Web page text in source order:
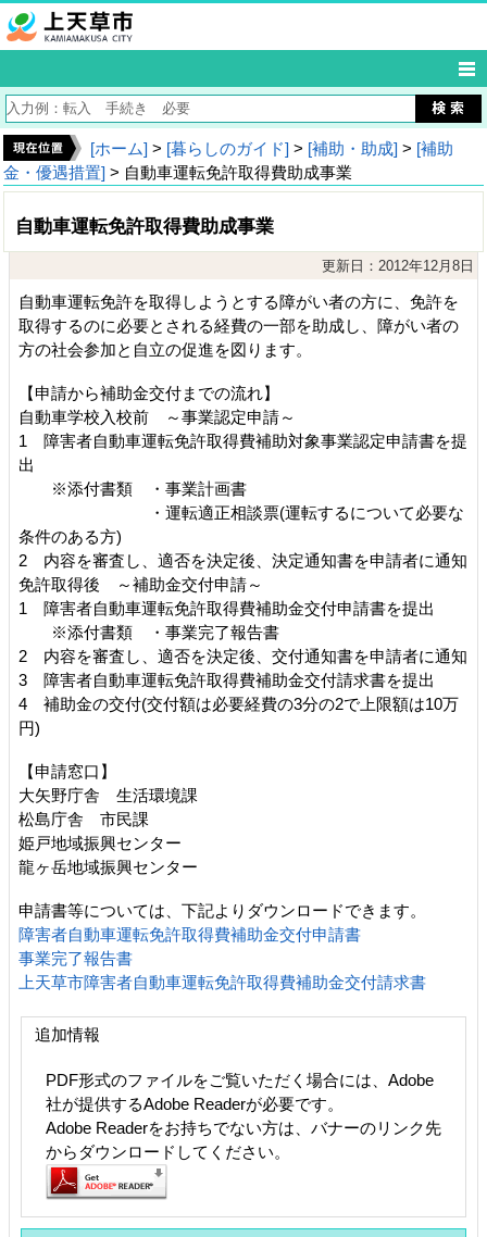
[ホーム] > [暮らしのガイド] > [補助・助成] > [補助
金・優遇措置] > 自動車運転免許取得費助成事業
自動車運転免許取得費助成事業
更新日：2012年12月8日
自動車運転免許を取得しようとする障がい者の方に、免許を
取得するのに必要とされる経費の一部を助成し、障がい者の
方の社会参加と自立の促進を図ります。
【申請から補助金交付までの流れ】
自動車学校入校前 ～事業認定申請～
1 障害者自動車運転免許取得費補助対象事業認定申請書を提
出
※添付書類 ・事業計画書
・運転適正相談票(運転するについて必要な
条件のある方)
2 内容を審査し、適否を決定後、決定通知書を申請者に通知
免許取得後 ～補助金交付申請～
1 障害者自動車運転免許取得費補助金交付申請書を提出
※添付書類 ・事業完了報告書
2 内容を審査し、適否を決定後、交付通知書を申請者に通知
3 障害者自動車運転免許取得費補助金交付請求書を提出
4 補助金の交付(交付額は必要経費の3分の2で上限額は10万
円)
【申請窓口】
大矢野庁舎 生活環境課
松島庁舎 市民課
姫戸地域振興センター
龍ヶ岳地域振興センター
申請書等については、下記よりダウンロードできます。
障害者自動車運転免許取得費補助金交付申請書
事業完了報告書
上天草市障害者自動車運転免許取得費補助金交付請求書
追加情報
PDF形式のファイルをご覧いただく場合には、Adobe
社が提供するAdobe Readerが必要です。
Adobe Readerをお持ちでない方は、バナーのリンク先
からダウンロードしてください。